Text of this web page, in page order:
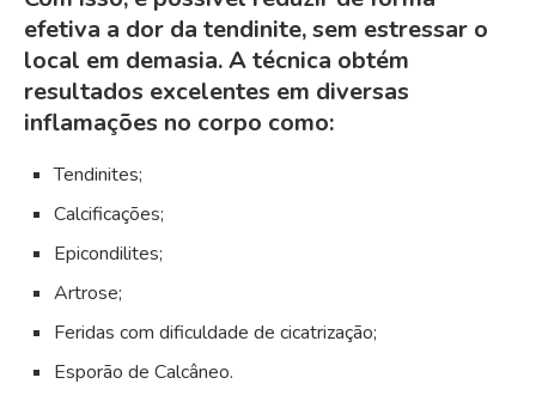
efetiva a dor da tendinite, sem estressar o
local em demasia. A técnica obtém
resultados excelentes em diversas
inflamações no corpo como:
Tendinites;
Calcificações;
Epicondilites;
Artrose;
Feridas com dificuldade de cicatrização;
Esporão de Calcâneo.